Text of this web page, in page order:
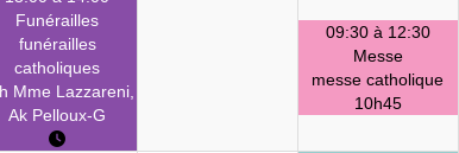
Funérailles
funérailles
catholiques
Mme Lazzareni,
Ak Pelloux-G
09:30 à 12:30
Messe
messe catholique
10h45